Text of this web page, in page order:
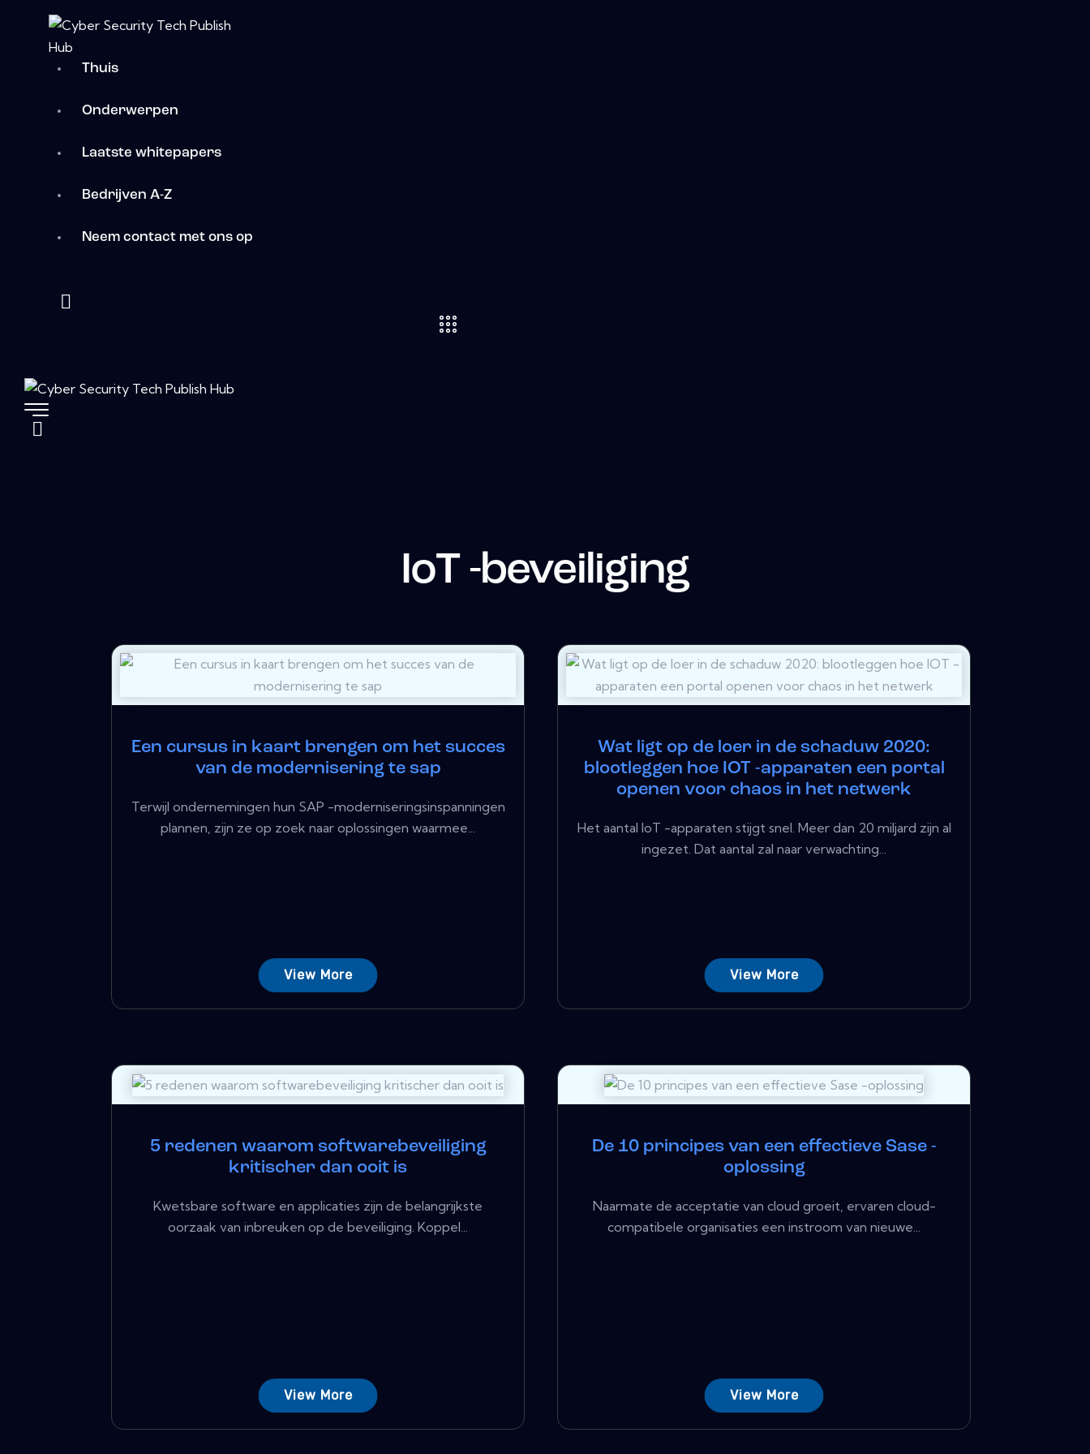
Thuis
Onderwerpen
Laatste whitepapers
Bedrijven A-Z
Neem contact met ons op
IoT -beveiliging
Een cursus in kaart brengen om het succes
van de modernisering te sap
Terwijl ondernemingen hun SAP -moderniseringsinspanningen
plannen, zijn ze op zoek naar oplossingen waarmee...
View More
Wat ligt op de loer in de schaduw 2020:
blootleggen hoe IOT -apparaten een portal
openen voor chaos in het netwerk
Het aantal IoT -apparaten stijgt snel. Meer dan 20 miljard zijn al
ingezet. Dat aantal zal naar verwachting...
View More
5 redenen waarom softwarebeveiliging
kritischer dan ooit is
Kwetsbare software en applicaties zijn de belangrijkste
oorzaak van inbreuken op de beveiliging. Koppel...
View More
De 10 principes van een effectieve Sase -
oplossing
Naarmate de acceptatie van cloud groeit, ervaren cloud-
compatibele organisaties een instroom van nieuwe...
View More